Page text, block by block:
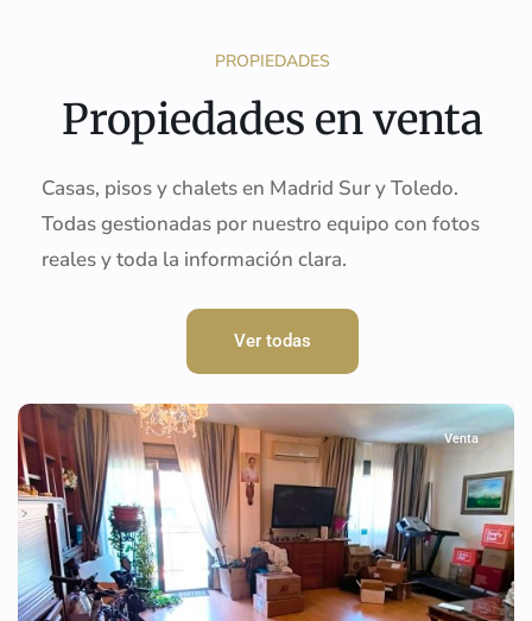
PROPIEDADES
Propiedades en venta
Casas, pisos y chalets en Madrid Sur y Toledo.
Todas gestionadas por nuestro equipo con fotos
reales y toda la información clara.
Ver todas
Venta